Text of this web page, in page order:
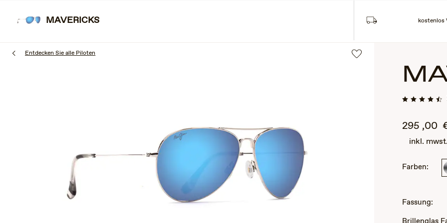
Hauptinhalt
springen
Entdecken Sie alle Piloten
295 ,00
inkl. mwst.
Farben:
Fassung:
MAVERICKS kostenlos